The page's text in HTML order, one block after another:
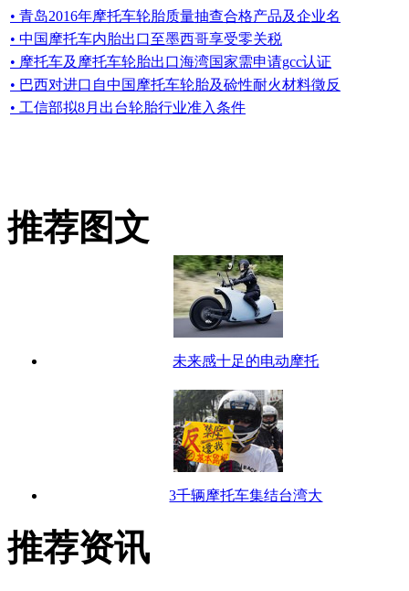
• 青岛2016年摩托车轮胎质量抽查合格产品及企业名
• 中国摩托车内胎出口至墨西哥享受零关税
• 摩托车及摩托车轮胎出口海湾国家需申请gcc认证
• 巴西对进口自中国摩托车轮胎及硷性耐火材料徵反
• 工信部拟8月出台轮胎行业准入条件
推荐图文
未来感十足的电动摩托
3千辆摩托车集结台湾大
推荐资讯